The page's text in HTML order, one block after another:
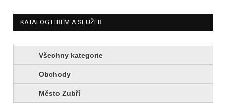
KATALOG FIREM A SLUŽEB
Všechny kategorie
Obchody
Město Zubří